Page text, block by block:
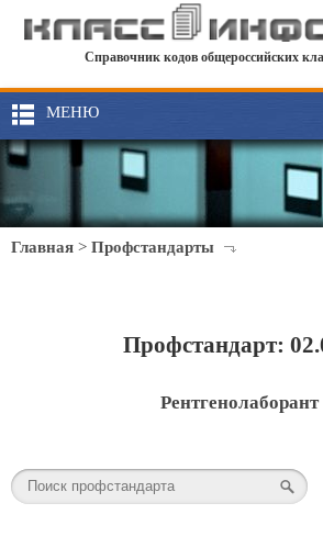
Справочник кодов общероссийских
МЕНЮ
Главная > Профстандарты
Профстандарт:
Рентгенолаборант